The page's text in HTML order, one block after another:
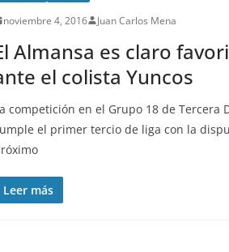
noviembre 4, 2016 Juan Carlos Mena
Almansa es claro
el colista Yuncos
competición en el Grupo 18 de Tercera
el primer tercio de liga con la
Leer más